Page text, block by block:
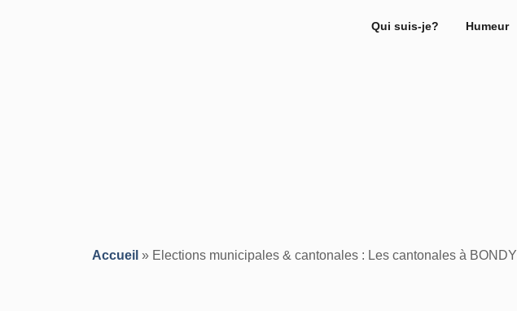
Qui suis-je? Humeur
Accueil » Elections municipales & cantonales : Les cantonales à BONDY